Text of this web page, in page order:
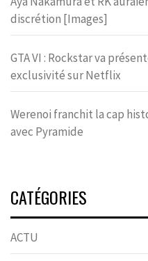
discrétion [Images]
GTA VI : Rockstar va
exclusivité sur Netflix
Werenoi franchit la cap
avec Pyramide
CATÉGORIES
ACTU